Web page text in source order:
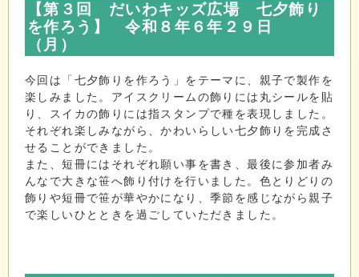
【第３回 だいわキッズ広場 七夕飾り
を作ろう 】 令和８年６年２９日
（月）
今回は「七夕飾りを作ろう」をテーマに、親子で製作を
楽しみました。アイスクリームの飾りには丸シールを貼
り、スイカの飾りには指スタンプで種を表現しました。
それぞれ楽しみながら、かわいらしい七夕飾りを完成さ
せることができました。
また、短冊にはそれぞれ願い事を書き、最後に参加者み
んなで大きな笹へ飾り付けを行いました。色とりどりの
飾りや短冊で笹が華やかになり、季節を感じながら親子
で楽しいひとときを過ごしていただきました。